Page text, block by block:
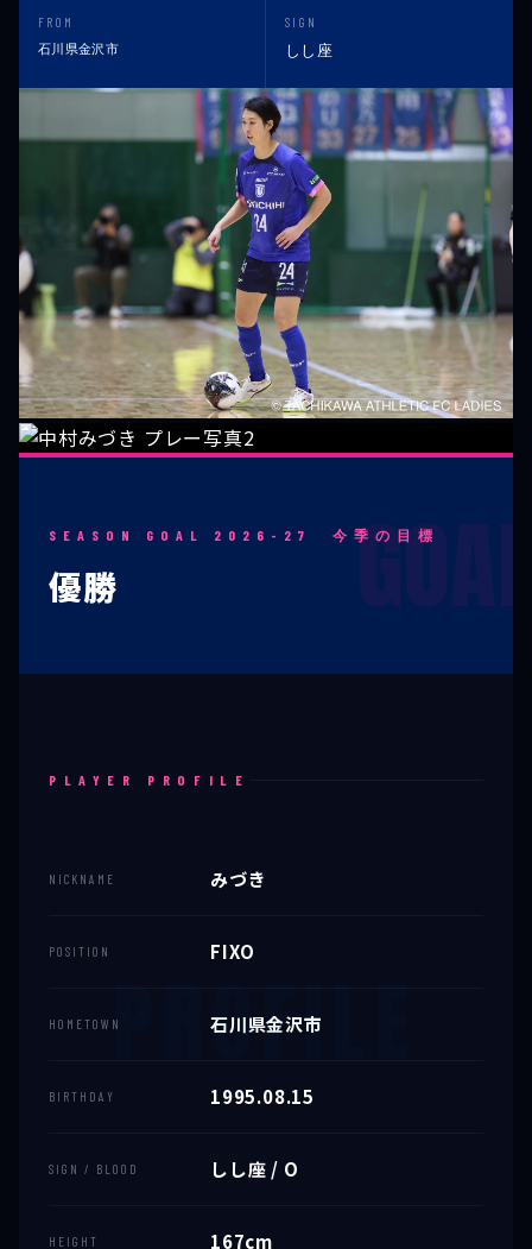
FROM
石川県金沢市
SIGN
しし座
SEASON GOAL 2026-27 今季の目標
優勝
PLAYER PROFILE
NICKNAME みづき
POSITION FIXO
HOMETOWN 石川県金沢市
BIRTHDAY 1995.08.15
SIGN / BLOOD しし座 / O
HEIGHT 167cm